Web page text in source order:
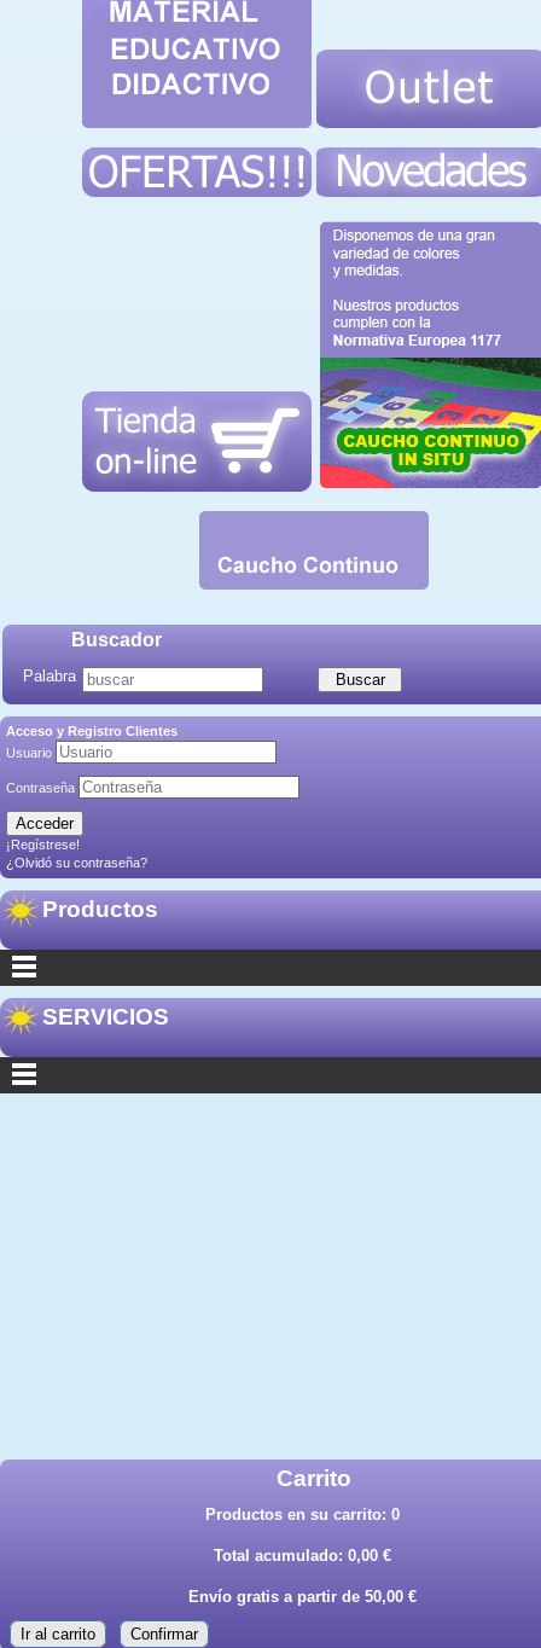
Buscador
Palabra
Acceso y Registro Clientes
Usuario
Contraseña
¡Regístrese!
¿Olvidó su contraseña?
Productos
SERVICIOS
Carrito
Productos en su carrito: 0
Total acumulado: 0,00 €
Envío gratis a partir de 50,00 €
Ir al carrito Confirmar